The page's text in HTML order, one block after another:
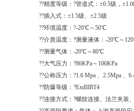
??精度等级：?管道式：±0.5级，
??插入式：±1.5级、±2.5级
??环境温度：?-20℃～50℃
??介质温度：?测量液体：-20℃～
??测量气体：-20℃～80℃
??大气压力：?86KPa～106KPa
??公称压力：?1.6 Mpa 、2.5Mpa 、
??防爆等级：?ExdIIBT4
??连接方式：?螺纹连接、法兰夹装